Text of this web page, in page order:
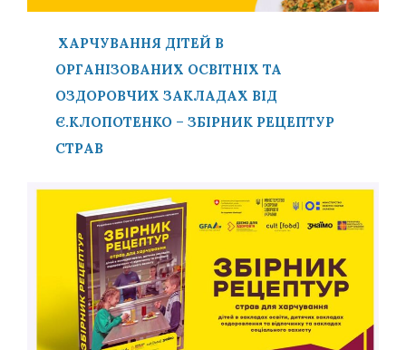
ХАРЧУВАННЯ ДІТЕЙ В
ОРГАНІЗОВАНИХ ОСВІТНІХ ТА
ОЗДОРОВЧИХ ЗАКЛАДАХ ВІД
Є.КЛОПОТЕНКО –ЗБІРНИК РЕЦЕПТУР
СТРАВ